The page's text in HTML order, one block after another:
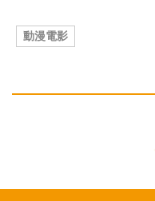
動漫電影